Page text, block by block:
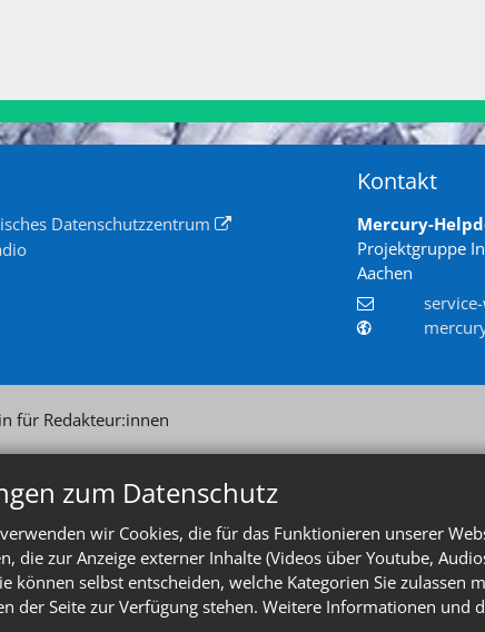
zum Datenschutz
wir Cookies, die für das Funktionieren unserer
die zur Anzeige externer Inhalte (Videos über Youtube,
selbst entscheiden, welche Kategorien Sie zulassen
der Seite zur Verfügung stehen. Weitere Informationen und
Datenschutzzentrum
Kontakt
Mercury-
Projektgruppe
Aachen
für Redakteur:innen